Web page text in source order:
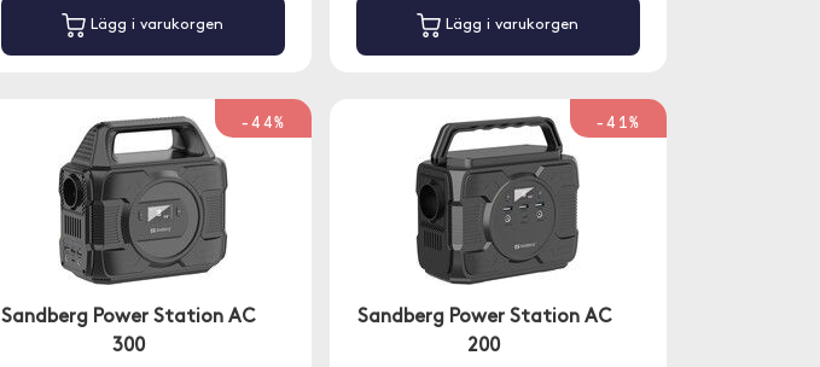
Lägg i varukorgen Lägg i varukorgen
-44%
Sandberg Power Station AC
300
-41%
Sandberg Power Station AC
200